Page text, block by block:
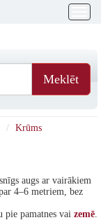
Meklēt
Krūms
augs ar vairākiem
4–6 metriem, bez
pie pamatnes vai zemē.